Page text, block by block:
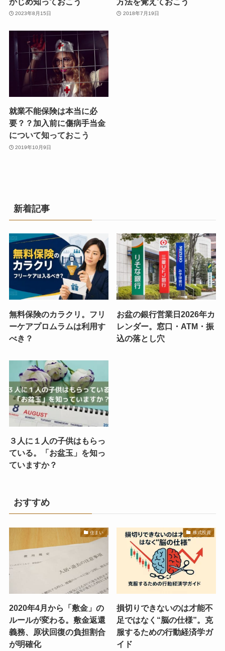
2023年8月15日 2018年7月19日
就業不能保険は本当に必
要？？加入前に傷病手当金
について知っておこう
2019年10月9日
新着記事
無料保険のカラクリ。フリ
ーケアプロムラムは利用す
べき？
お盆の銀行営業日2026年カ
レンダー。窓口・ATM・振
込の落とし穴
３人に１人の子供はもらっ
ている。「お盆玉」を知っ
ていますか？
おすすめ
住まい
2020年4月から「敷金」の
ルールが変わる。敷金返還
義務、原状回復の負担割合
が明確化
株式投資
損切りできないのは才能不
足ではなく“脳の仕様”。克
服するための行動経済学ガ
イド